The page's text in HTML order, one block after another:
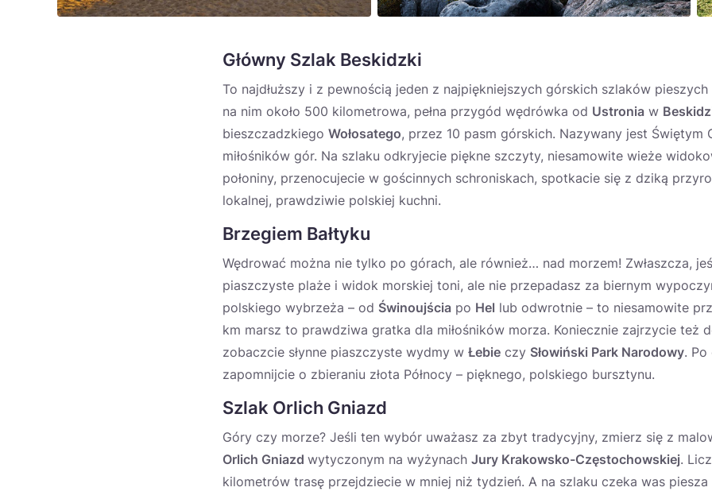
Główny Szlak Beskidzki
To najdłuższy i z pewnością jeden z najpiękniejszych górskich szlaków
na nim około 500 kilometrowa, pełna przygód wędrówka od Ustronia w
bieszczadzkiego Wołosatego, przez 10 pasm górskich. Nazywany jest Świętym
miłośników gór. Na szlaku odkryjecie piękne szczyty, niesamowite wieże
połoniny, przenocujecie w gościnnych schroniskach, spotkacie się z dziką
lokalnej, prawdziwie polskiej kuchni.
Brzegiem Bałtyku
Wędrować można nie tylko po górach, ale również… nad morzem! Zwłaszcza,
piaszczyste plaże i widok morskiej toni, ale nie przepadasz za biernym
polskiego wybrzeża – od Świnoujścia po Hel lub odwrotnie – to niesamowite
km marsz to prawdziwa gratka dla miłośników morza. Koniecznie zajrzycie też
zobaczcie słynne piaszczyste wydmy w Łebie czy Słowiński Park Narodowy. Po
zapomnijcie o zbieraniu złota Północy – pięknego, polskiego bursztynu.
Szlak Orlich Gniazd
Góry czy morze? Jeśli ten wybór uważasz za zbyt tradycyjny, zmierz się z
Orlich Gniazd wytyczonym na wyżynach Jury Krakowsko-Częstochowskiej.
kilometrów trasę przejdziecie w mniej niż tydzień. A na szlaku czeka was